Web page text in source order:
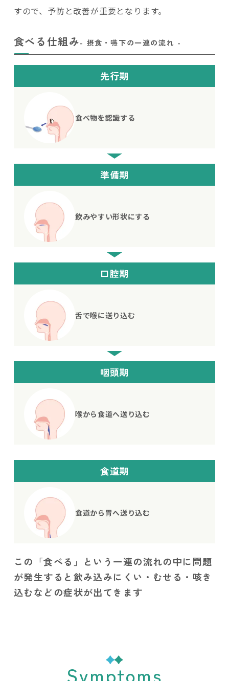
すので、予防と改善が重要となります。
食べる仕組み- 摂食・嚥下の一連の流れ -
先行期
食べ物を認識する
準備期
飲みやすい形状にする
口腔期
舌で喉に送り込む
咽頭期
喉から食道へ送り込む
食道期
食道から胃へ送り込む
この「食べる」という一連の流れの中に問題
が発生すると 飲み込みにくい・むせる・咳き
込むなどの症状が出てきます
Symptoms